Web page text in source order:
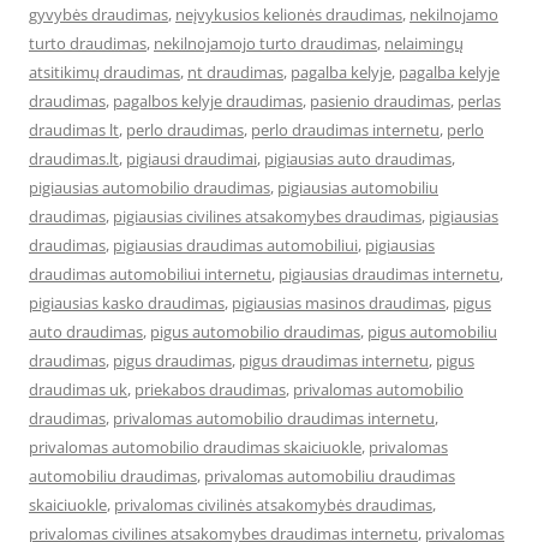
gyvybės draudimas, neįvykusios kelionės draudimas, nekilnojamo
turto draudimas, nekilnojamojo turto draudimas, nelaimingų
atsitikimų draudimas, nt draudimas, pagalba kelyje, pagalba kelyje
draudimas, pagalbos kelyje draudimas, pasienio draudimas, perlas
draudimas lt, perlo draudimas, perlo draudimas internetu, perlo
draudimas.lt, pigiausi draudimai, pigiausias auto draudimas,
pigiausias automobilio draudimas, pigiausias automobiliu
draudimas, pigiausias civilines atsakomybes draudimas, pigiausias
draudimas, pigiausias draudimas automobiliui, pigiausias
draudimas automobiliui internetu, pigiausias draudimas internetu,
pigiausias kasko draudimas, pigiausias masinos draudimas, pigus
auto draudimas, pigus automobilio draudimas, pigus automobiliu
draudimas, pigus draudimas, pigus draudimas internetu, pigus
draudimas uk, priekabos draudimas, privalomas automobilio
draudimas, privalomas automobilio draudimas internetu,
privalomas automobilio draudimas skaiciuokle, privalomas
automobiliu draudimas, privalomas automobiliu draudimas
skaiciuokle, privalomas civilinės atsakomybės draudimas,
privalomas civilines atsakomybes draudimas internetu, privalomas